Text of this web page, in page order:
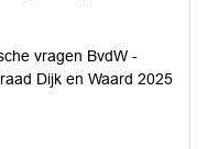
vragen BvdW -
Dijk en Waard 2025